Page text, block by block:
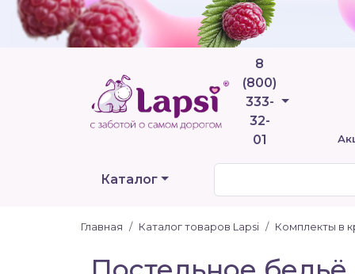
8
(800)
333-
32-
01
Телефоны
Каталог
Главная Каталог товаров Lapsi Комплекты в